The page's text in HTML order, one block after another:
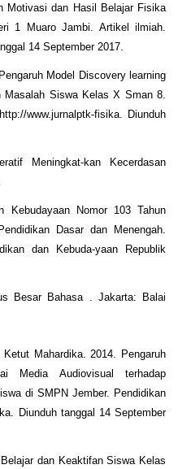
Motivasi dan Hasil Belajar Fisika
1 Muaro Jambi. Artikel ilmiah.
14 September 2017.
Model Discovery learning
Masalah Siswa Kelas X Sman 8.
www.jurnalptk-fisika. Diunduh
Meningkat-kan Kecerdasan
Kebudayaan Nomor 103 Tahun
Dasar dan Menengah.
dan Kebuda-yaan Republik
Besar Bahasa . Jakarta: Balai
Mahardika. 2014. Pengaruh
Media Audiovisual terhadap
di SMPN Jember. Pendidikan
Diunduh tanggal 14 September
dan Keaktifan Siswa Kelas